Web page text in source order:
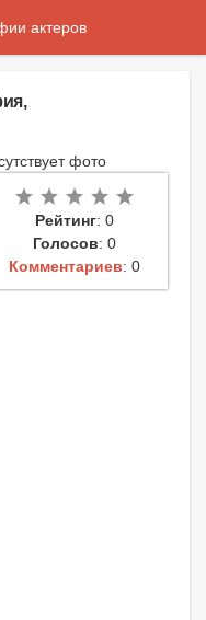
Рейтинг: 0
Голосов: 0
Комментариев: 0